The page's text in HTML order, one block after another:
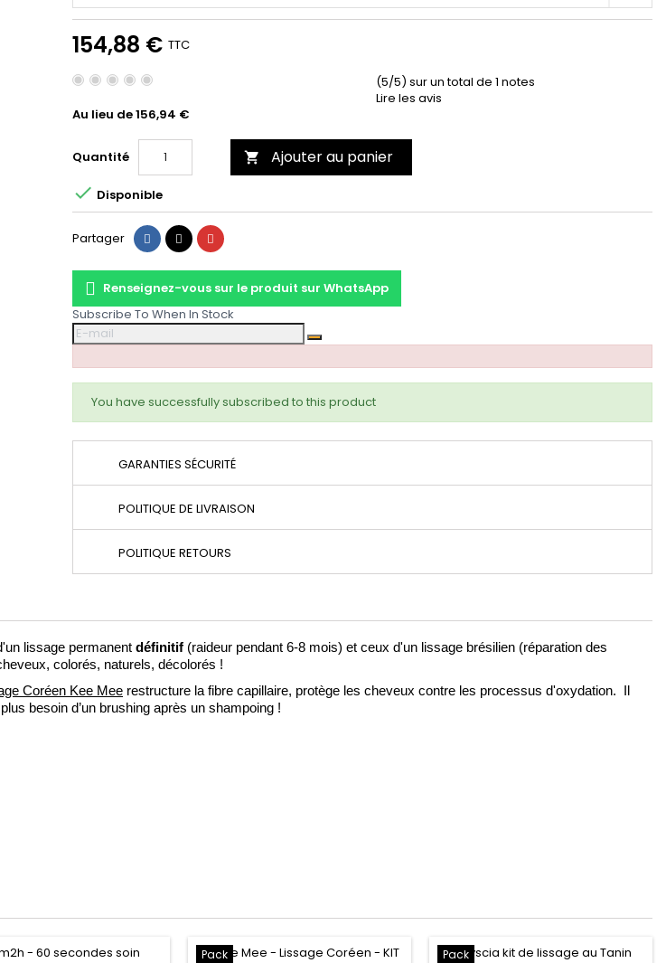
154,88 € TTC
(5/5) sur un total de 1 notes
Lire les avis
Au lieu de 156,94 €
Quantité  Ajouter au panier
 Disponible
Partager PartagerTweet Pinterest
Renseignez-vous sur le produit sur WhatsApp
Subscribe To When In Stock
You have successfully subscribed to this product
GARANTIES SÉCURITÉ
POLITIQUE DE LIVRAISON
POLITIQUE RETOURS
lissage permanent définitif (raideur pendant 6-8 mois) et ceux d'un lissage brésilien (réparation des
colorés, naturels, décolorés !
Coréen Kee Mee restructure la fibre capillaire, protège les cheveux contre les processus d'oxydation. Il
besoin d’un brushing après un shampoing !
Pack
Pack